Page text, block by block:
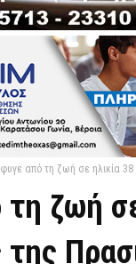
από τη ζωή σε ηλικία
ζωή